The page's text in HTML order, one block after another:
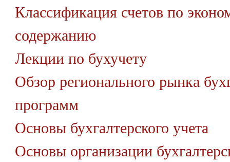
Классификация счетов по
содержанию
Лекции по бухучету
Обзор регионального рынка
программ
Основы бухгалтерского учета
Основы организации